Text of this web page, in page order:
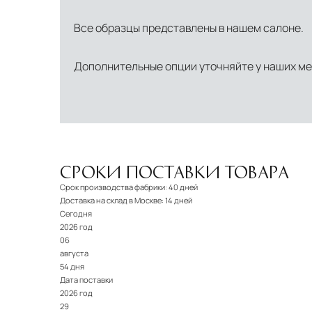
Все образцы представлены в нашем салоне.
Дополнительные опции уточняйте у наших
СРОКИ ПОСТАВКИ ТОВАРА
Срок производства фабрики: 40 дней
Доставка на склад в Москве: 14 дней
Сегодня
2026 год
06
августа
54 дня
Дата поставки
2026 год
29